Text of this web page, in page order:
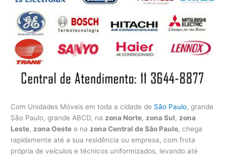
Com Unidades Móveis em toda a cidade de São Paulo, grande
São Paulo, grande ABCD, na zona Norte, zona Sul, zona
Leste, zona Oeste e na zona Central de São Paulo, chega
rapidamente até a sua residência ou empresa, com frota
própria de veículos e técnicos uniformizados, levando até